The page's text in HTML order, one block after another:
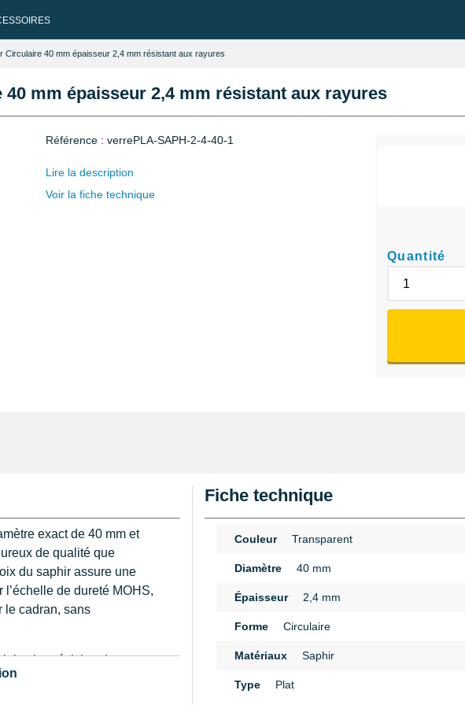
Circulaire 40 mm épaisseur 2,4 mm résistant aux rayures
mm épaisseur 2,4 mm résistant aux rayures
Référence : verrePLA-SAPH-2-4-40-1
Lire la description
Voir la fiche technique
Quantité
exact de 40 mm et
de qualité que
du saphir assure une
de dureté MOHS,
le cadran, sans
: la précision du
dans le boîtier, évitant
ou la solidité. Le
Fiche technique
Couleur Transparent
Diamètre 40 mm
Épaisseur 2,4 mm
Forme Circulaire
Matériaux Saphir
Type Plat